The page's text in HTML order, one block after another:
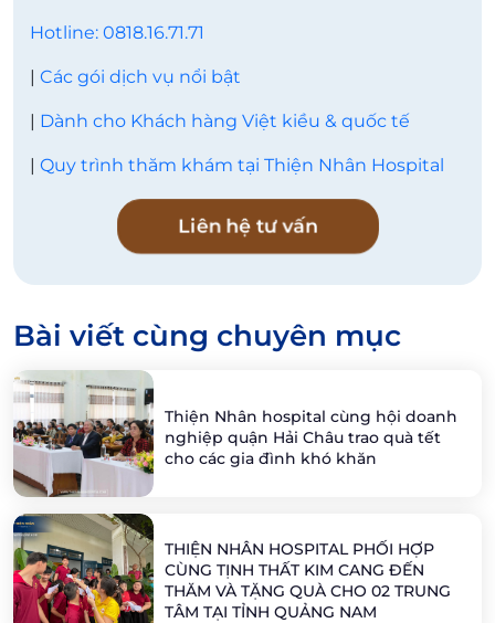
Hotline: 0818.16.71.71
| Các gói dịch vụ nổi bật
| Dành cho Khách hàng Việt kiều & quốc tế
| Quy trình thăm khám tại Thiện Nhân Hospital
Liên hệ tư vấn
Bài viết cùng chuyên mục
Thiện Nhân hospital cùng hội doanh
nghiệp quận Hải Châu trao quà tết
cho các gia đình khó khăn
THIỆN NHÂN HOSPITAL PHỐI HỢP
CÙNG TỊNH THẤT KIM CANG ĐẾN
THĂM VÀ TẶNG QUÀ CHO 02 TRUNG
TÂM TẠI TỈNH QUẢNG NAM